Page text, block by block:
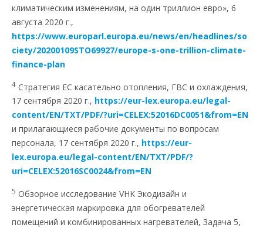
климатическим изменениям, на один триллион евро», 6
августа 2020 г.,
https://www.europarl.europa.eu/news/en/headlines/so
ciety/20200109STO69927/europe-s-one-trillion-climate-
finance-plan
4 Стратегия ЕС касательно отопления, ГВС и охлаждения,
17 сентября 2020 г., https://eur-lex.europa.eu/legal-
content/EN/TXT/PDF/?uri=CELEX:52016DC0051&from=EN
и прилагающиеся рабочие документы по вопросам
персонала, 17 сентября 2020 г., https://eur-
lex.europa.eu/legal-content/EN/TXT/PDF/?
uri=CELEX:52016SC0024&from=EN
5 Обзорное исследование VHK Экодизайн и
энергетическая маркировка для обогревателей
помещений и комбинированных нагревателей, Задача 5,